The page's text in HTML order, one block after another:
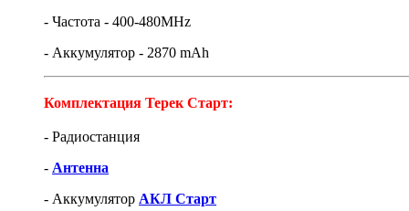
- Частота - 400-480MHz
- Аккумулятор - 2870 mAh
Комплектация Терек Старт:
- Радиостанция
- Антенна
- Аккумулятор АКЛ Старт